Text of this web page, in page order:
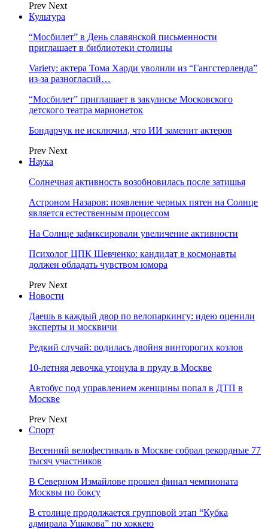
Prev Next
Культура
“Мосбилет” в День славянской письменности
приглашает в библиотеки столицы
Variety: актера Тома Харди уволили из “Гангстерленда”
из-за разногласий…
“Мосбилет” приглашает в закулисье Московского
детского театра марионеток
Бондарчук не исключил, что ИИ заменит актеров
Prev Next
Наука
Солнечная активность возобновилась после затишья
Астроном Назаров: появление черных пятен на Солнце
является естественным процессом
На Солнце зафиксировали увеличение активности
Психолог ЦПК Шевченко: кандидат в космонавты
должен обладать чувством юмора
Prev Next
Новости
Даешь в каждый двор по велопаркингу: идею оценили
эксперты и москвичи
Редкий случай: родилась двойня винторогих козлов
10-летняя девочка утонула в пруду в Москве
Автобус под управлением женщины попал в ДТП в
Москве
Prev Next
Спорт
Весенний велофестиваль в Москве собрал рекордные 77
тысяч участников
В Северном Измайлове прошел финал чемпионата
Москвы по боксу
В столице продолжается групповой этап “Кубка
адмирала Ушакова” по хоккею